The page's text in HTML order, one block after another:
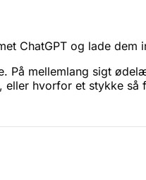
ChatGPT og lade dem
På mellemlang sigt
eller hvorfor et stykke så